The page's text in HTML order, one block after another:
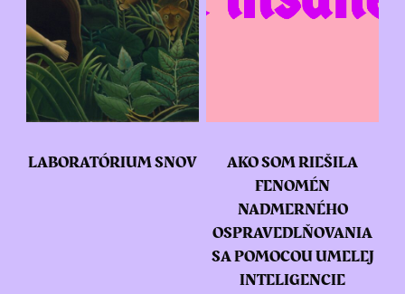
LABORATÓRIUM SNOV
AKO SOM RIEŠILA
FENOMÉN
NADMERNÉHO
OSPRAVEDLŇOVANIA
SA POMOCOU UMELEJ
INTELIGENCIE